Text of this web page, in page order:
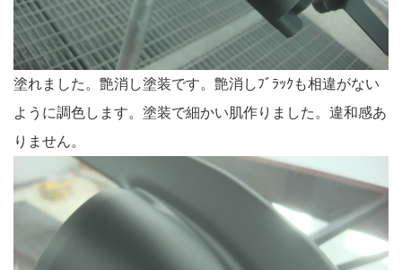
塗れました。艶消し塗装です。艶消しﾌﾞﾗｯｸも相違がない
ように調色します。塗装で細かい肌作りました。違和感あ
りません。